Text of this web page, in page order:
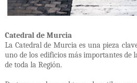
Catedral de Murcia
La Catedral de Murcia es una pieza
uno de los edificios más importantes de
de toda la Región.